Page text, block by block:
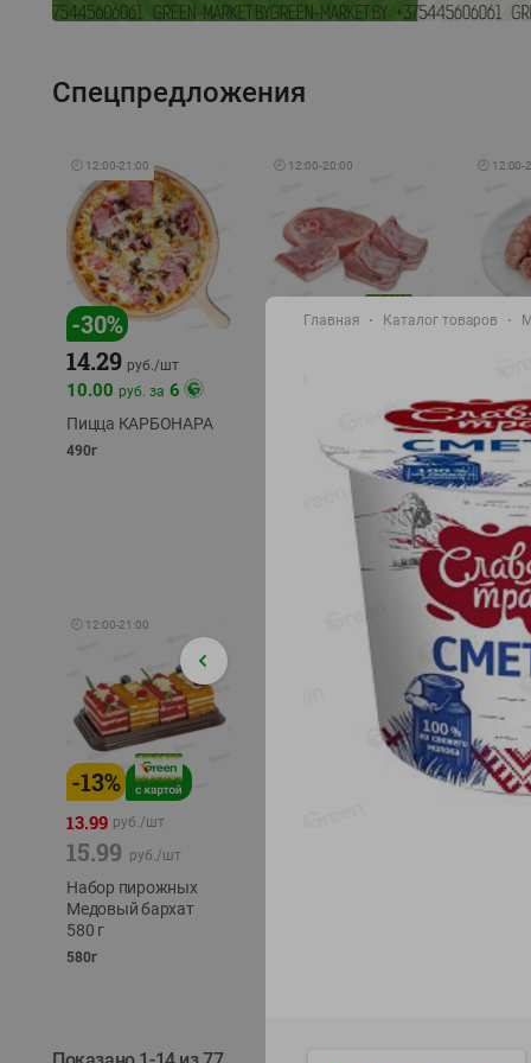
Спецпредложения
🕘 12:00-21:00
-30%
14.29 руб./шт
10.00 руб. за 6
Пицца КАРБОНАРА
490г
🕘 12:00-20:00
полуфабрикат,
охлажденный 1 кг
фасовка: 1-2кг
🕘 12:00-
-17%
11.99
охлажд
🕘 12:00-21:00
-13%
13.99 руб./шт
15.99 руб./шт
Набор пирожных
Медовый бархат
580 г
580г
-24%
Главная Каталог товаров